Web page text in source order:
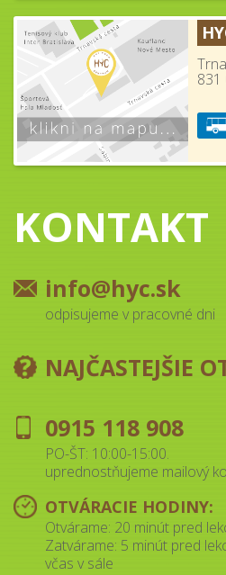
831
KONTAKT
info@hyc.sk
odpisujeme v pracovné dni
NAJČASTEJŠIE
0915 118 908
PO-ŠT: 10:00-15:00.
uprednostňujeme mailový
OTVÁRACIE HODINY:
Otvárame: 20 minút pred
Zatvárame: 5 minút pred
včas v sále